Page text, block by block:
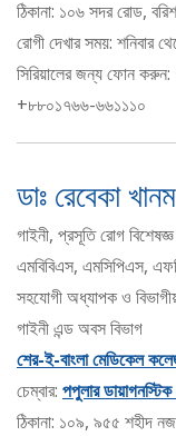
ঠিকানা: ১০৬ সদর রোড,
রোগী দেখার সময়: শনিবার
সিরিয়ালের জন্য ফোন
+৮৮০১৭৬৬-৬৬১১১০
ডাঃ রেবেকা খানম
গাইনী, প্রসূতি রোগ
এমবিবিএস, এমসিপিএস,
সহযোগী অধ্যাপক ও
গাইনী এন্ড অবস বিভাগ
শের-ই-বাংলা মেডিকেল
চেম্বার: পপুলার ডায়াগনস্টিক
ঠিকানা: ১০৯, ৯৫৫ শহীদ